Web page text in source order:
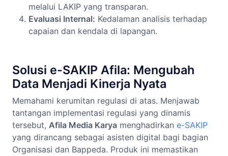
melalui LAKIP yang transparan.
Evaluasi Internal: Kedalaman analisis terhadap
capaian dan kendala di lapangan.
Solusi e-SAKIP Afila: Mengubah
Data Menjadi Kinerja Nyata
Memahami kerumitan regulasi di atas. Menjawab
tantangan implementasi regulasi yang dinamis
tersebut, Afila Media Karya menghadirkan e-SAKIP
yang dirancang sebagai asisten digital bagi bagian
Organisasi dan Bappeda. Produk ini memastikan